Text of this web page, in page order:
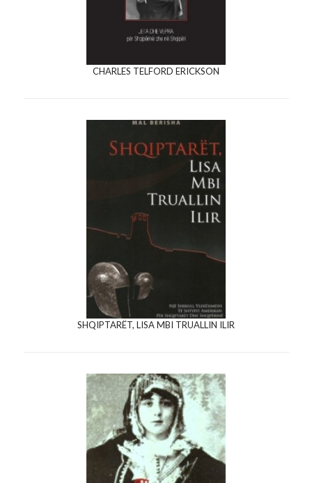
CHARLES TELFORD ERICKSON
SHQIPTARËT, LISA MBI TRUALLIN ILIR